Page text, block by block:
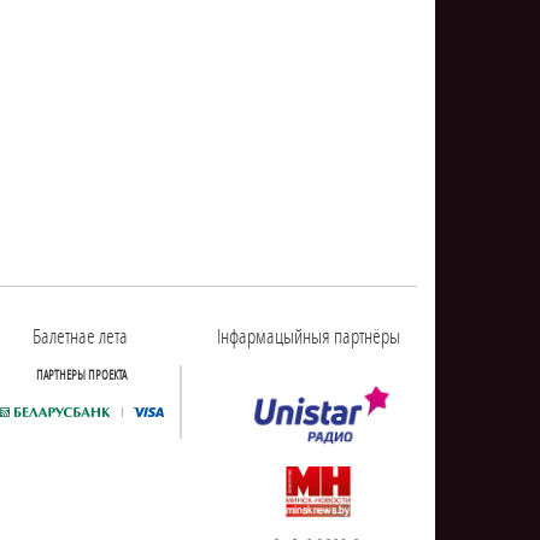
Балетнае лета
ПАРТНЕРЫ ПРОЕКТА
Інфармацыйныя партнёры